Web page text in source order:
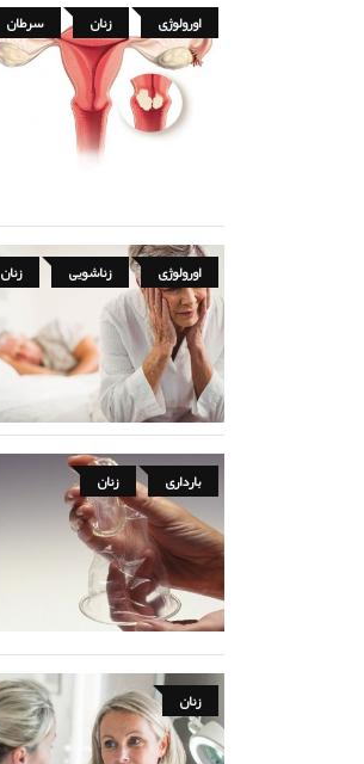
اورولوژی زنان سرطان
اورولوژی زناشویی زنان
بارداری زنان
زنان